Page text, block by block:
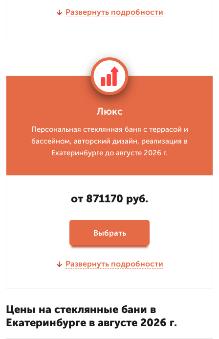
Развернуть подробности
Люкс
Персональная стеклянная баня с террасой и
бассейном, авторский дизайн, реализация в
Екатеринбурге до августе 2026 г.
от 871170 руб.
Выбрать
Развернуть подробности
Цены на стеклянные бани в
Екатеринбурге в августе 2026 г.